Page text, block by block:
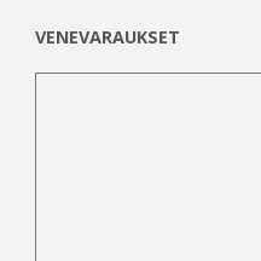
VENEVARAUKSET